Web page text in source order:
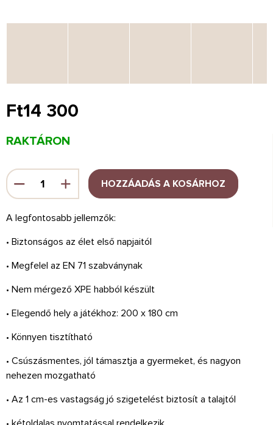
Ft14 300
Egységár:
RAKTÁRON
HOZZÁADÁS A KOSÁRHOZ
A legfontosabb jellemzők:
• Biztonságos az élet első napjaitól
• Megfelel az EN 71 szabványnak
• Nem mérgező XPE habból készült
• Elegendő hely a játékhoz: 200 x 180 cm
• Könnyen tisztítható
• Csúszásmentes, jól támasztja a gyermeket, és nagyon
nehezen mozgatható
• Az 1 cm-es vastagság jó szigetelést biztosít a talajtól